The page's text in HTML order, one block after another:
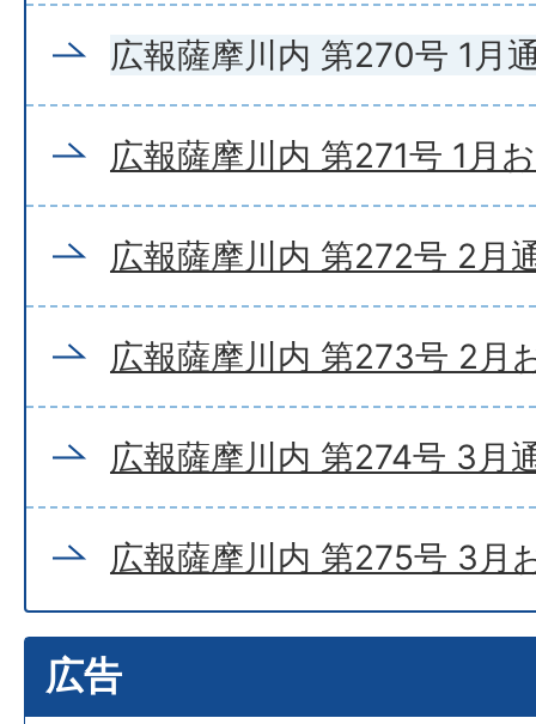
広報薩摩川内 第270号 1月
広報薩摩川内 第271号 1月
広報薩摩川内 第272号 2月
広報薩摩川内 第273号 2月
広報薩摩川内 第274号 3月
広報薩摩川内 第275号 3月
広告